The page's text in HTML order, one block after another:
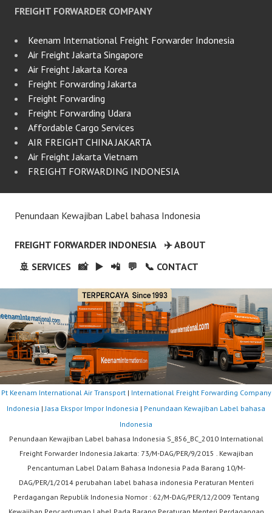
FREIGHT FORWARDER COMPANY
Keenam International Freight Forwarder Indonesia
Air Freight Jakarta Singapore
Air Freight Jakarta Korea
Freight Forwarding Jakarta
Freight Forwarding
Freight Forwarding Udara
Affordable Cargo Services
AIR FREIGHT CHINA JAKARTA
Air Freight Jakarta Vietnam
FREIGHT FORWARDING INDONESIA
Penundaan Kewajiban Label bahasa Indonesia
FREIGHT FORWARDER INDONESIA
✈️ ABOUT
🚢 SERVICES
📸 ▶️ 📲 💬 📞 CONTACT
Pt Keenam International Air Transport| International Freight Forwarding Company
Indonesia | Jasa Ekspor Impor Indonesia | Penundaan Kewajiban Label bahasa
Indonesia
Penundaan Kewajiban Label bahasa Indonesia S_856_BC_2010 International
Freight Forwarder Indonesia Jakarta: 73/M-DAG/PER/9/2015 . Kewajiban
Pencantuman Label Dalam Bahasa Indonesia Pada Barang 10/M-
DAG/PER/1/2014 perubahan label bahasa indonesia Peraturan Menteri
Perdagangan Republik Indonesia Nomor : 62/M-DAG/PER/12/2009 Tentang